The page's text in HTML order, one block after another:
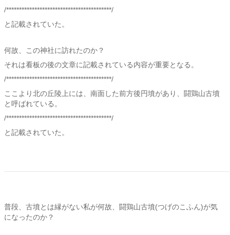
/*****************************************/
と記載されていた。
何故、この神社に訪れたのか？
それは看板の後の文章に記載されている内容が重要となる。
/*****************************************/
ここより北の丘陵上には、南面した前方後円墳があり、闘鶏山古墳
と呼ばれている。
/*****************************************/
と記載されていた。
普段、古墳とは縁がない私が何故、闘鶏山古墳(つげのこふん)が気
になったのか？